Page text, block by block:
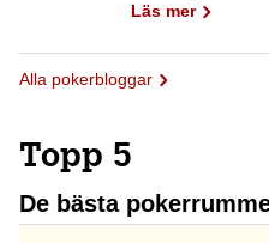
Läs mer
Alla pokerbloggar
Topp 5
De bästa